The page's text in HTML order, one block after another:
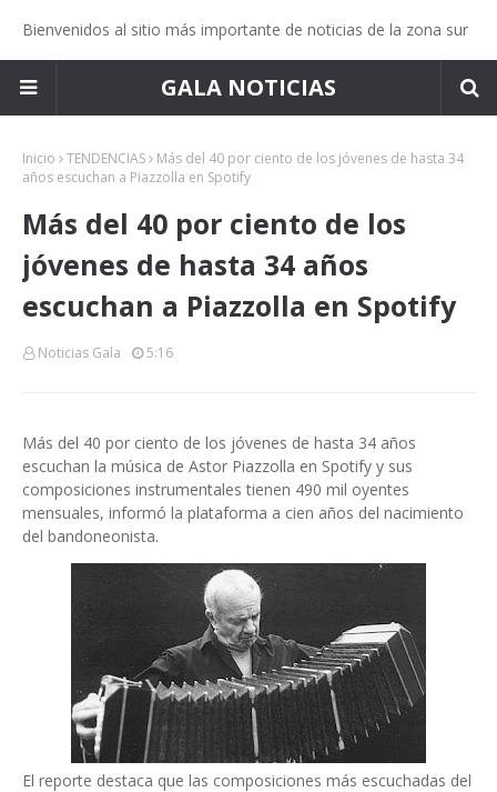
Bienvenidos al sitio más importante de noticias de la zona sur
GALA NOTICIAS
Inicio TENDENCIAS
Más del 40 por ciento de los jóvenes de hasta 34
años escuchan a Piazzolla en Spotify
Más del 40 por ciento de los
jóvenes de hasta 34 años
escuchan a Piazzolla en Spotify
Noticias Gala 5:16
Más del 40 por ciento de los jóvenes de hasta 34 años
escuchan la música de Astor Piazzolla en Spotify y sus
composiciones instrumentales tienen 490 mil oyentes
mensuales, informó la plataforma a cien años del nacimiento
del bandoneonista.
El reporte destaca que las composiciones más escuchadas del